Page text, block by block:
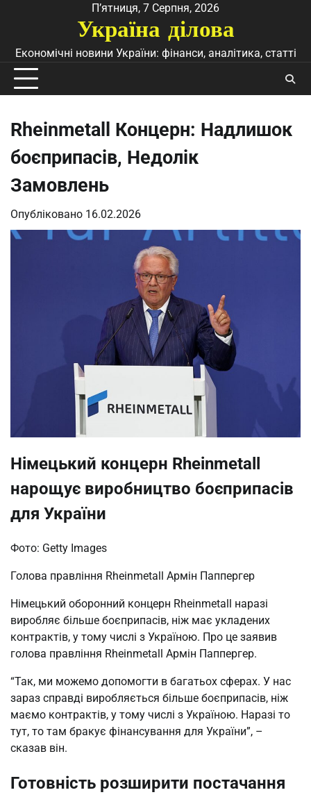
П’ятниця, 7 Серпня, 2026
Україна ділова
Економічні новини України: фінанси, аналітика, статті
Rheinmetall Концерн: Надлишок
боєприпасів, Недолік
Замовлень
Опубліковано 16.02.2026
Німецький концерн Rheinmetall
нарощує виробництво боєприпасів
для України
Фото: Getty Images
Голова правління Rheinmetall Армін Паппергер
Німецький оборонний концерн Rheinmetall наразі
виробляє більше боєприпасів, ніж має укладених
контрактів, у тому числі з Україною. Про це заявив
голова правління Rheinmetall Армін Паппергер.
“Так, ми можемо допомогти в багатьох сферах. У нас
зараз справді виробляється більше боєприпасів, ніж
маємо контрактів, у тому числі з Україною. Наразі то
тут, то там бракує фінансування для України”, –
сказав він.
Готовність розширити постачання